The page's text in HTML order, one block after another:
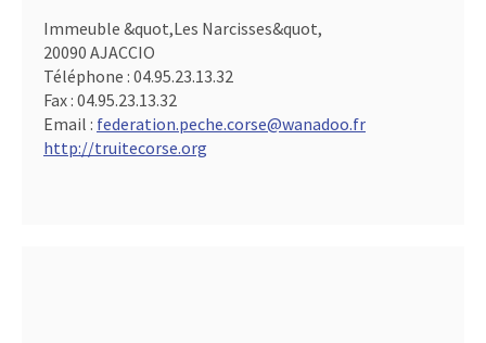
Immeuble &quot,Les Narcisses&quot,
20090 AJACCIO
Téléphone : 04.95.23.13.32
Fax : 04.95.23.13.32
Email : federation.peche.corse@wanadoo.fr
http://truitecorse.org